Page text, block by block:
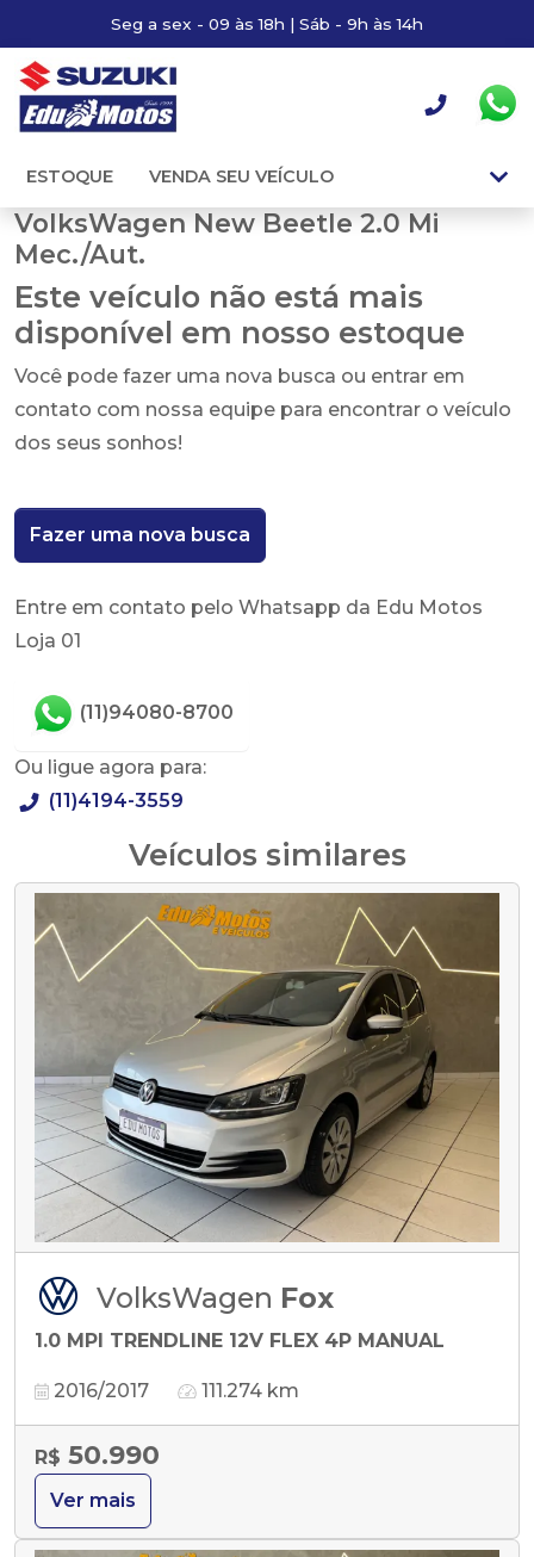
Seg a sex - 09 às 18h | Sáb - 9h às 14h
ESTOQUE VENDA SEU VEÍCULO
VolksWagen New Beetle 2.0 Mi
Mec./Aut.
Este veículo não está mais
disponível em nosso estoque
Você pode fazer uma nova busca ou entrar em
contato com nossa equipe para encontrar o veículo
dos seus sonhos!
Fazer uma nova busca
Entre em contato pelo Whatsapp da Edu Motos
Loja 01
(11)94080-8700
Ou ligue agora para:
(11)4194-3559
Veículos similares
VolksWagen Fox
1.0 MPI TRENDLINE 12V FLEX 4P MANUAL
2016/2017 111.274 km
R$ 50.990
Ver mais